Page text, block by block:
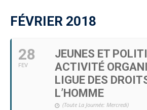
FÉVRIER 2018
28
FEV
JEUNES ET
ACTIVITÉ
LIGUE DES
L’HOMME
(Toute La Journée: Mercredi)